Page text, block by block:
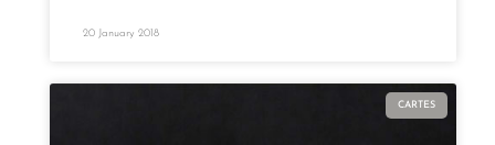
20 January 2018
CARTES